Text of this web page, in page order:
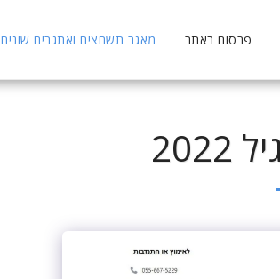
פרסום באתר מאגר תשחצים ואתגרים שונים